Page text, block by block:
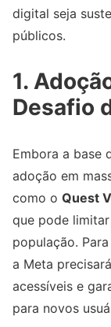
digital seja
públicos.
1.
Desafio
Embora a base
adoção em
como o Quest
que pode
população.
a Meta
acessíveis e
para novos